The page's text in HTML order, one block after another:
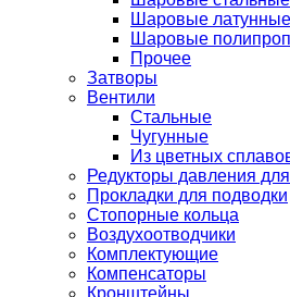
Шаровые латунные
Шаровые
Прочее
Затворы
Вентили
Стальные
Чугунные
Из цветных
Редукторы давления
Прокладки для подводки
Стопорные кольца
Воздухоотводчики
Комплектующие
Компенсаторы
Кронштейны